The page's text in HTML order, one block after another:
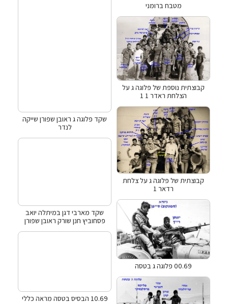
מטבח ברומני
קבוצתית נוספת של פלוגה ג על
הצלחת ראדר 1 1
קבוצתית של פלוגה ג על צלחת
רדאר 1
00.69 פלוגה ג בטסה
שקד פלוגה ג ראובן שפורן שייקה
לנדר
שקד מארבי דגן במיתלה יואב
פסחוביץ חנן שורק ראובן שפורן
10.69 הבסיס בטסה מראה כללי